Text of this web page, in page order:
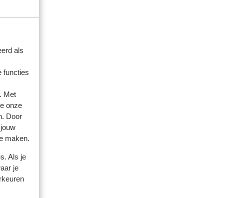
als
functies
Met
onze
Door
maken.
Als je
je
amis